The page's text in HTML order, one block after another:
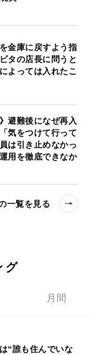
金庫に戻すよう指
タの店長に問うと
よっては入れたこ
避難後になぜ再入
気をつけて行って
は引き止めなかっ
用を徹底できなか
一覧を見る
グ
月間
“誰も住んでいな